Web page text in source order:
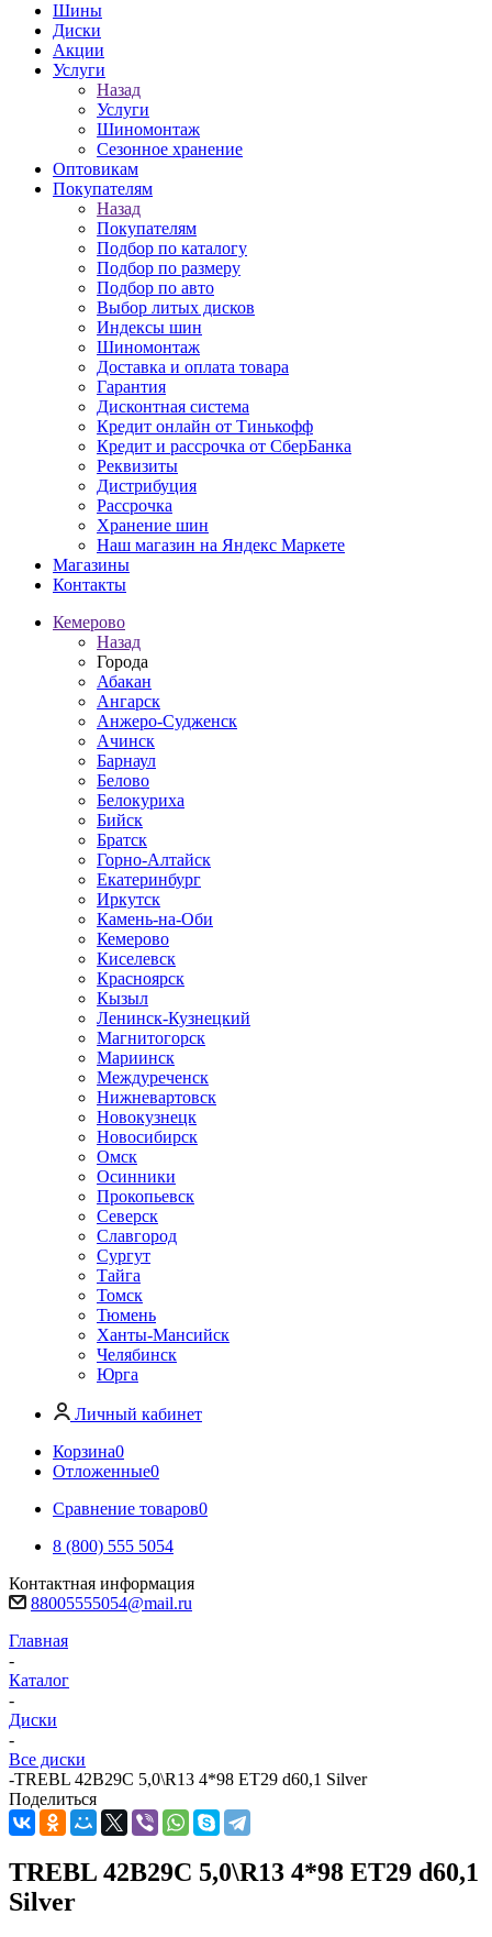
Шины
Диски
Акции
Услуги
Назад
Услуги
Шиномонтаж
Сезонное хранение
Оптовикам
Покупателям
Назад
Покупателям
Подбор по каталогу
Подбор по размеру
Подбор по авто
Выбор литых дисков
Индексы шин
Шиномонтаж
Доставка и оплата товара
Гарантия
Дисконтная система
Кредит онлайн от Тинькофф
Кредит и рассрочка от СберБанка
Реквизиты
Дистрибуция
Рассрочка
Хранение шин
Наш магазин на Яндекс Маркете
Магазины
Контакты
Кемерово
Назад
Города
Абакан
Ангарск
Анжеро-Судженск
Ачинск
Барнаул
Белово
Белокуриха
Бийск
Братск
Горно-Алтайск
Екатеринбург
Иркутск
Камень-на-Оби
Кемерово
Киселевск
Красноярск
Кызыл
Ленинск-Кузнецкий
Магнитогорск
Мариинск
Междуреченск
Нижневартовск
Новокузнецк
Новосибирск
Омск
Осинники
Прокопьевск
Северск
Славгород
Сургут
Тайга
Томск
Тюмень
Ханты-Мансийск
Челябинск
Юрга
Личный кабинет
Корзина0
Отложенные0
Сравнение товаров0
8 (800) 555 5054
Контактная информация
88005555054@mail.ru
Главная
-
Каталог
-
Диски
-
Все диски
-TREBL 42B29C 5,0\R13 4*98 ET29 d60,1 Silver
Поделиться
TREBL 42B29C 5,0\R13 4*98 ET29 d60,1
Silver